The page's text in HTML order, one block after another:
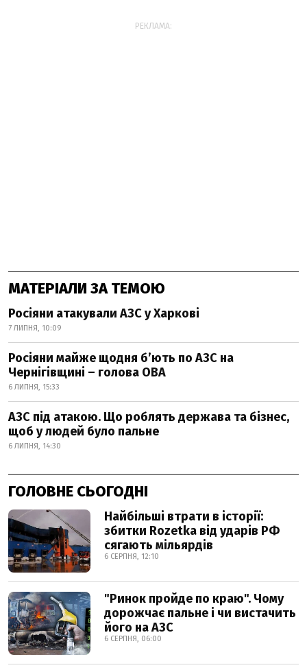
РЕКЛАМА:
МАТЕРІАЛИ ЗА ТЕМОЮ
Росіяни атакували АЗС у Харкові
7 ЛИПНЯ, 10:09
Росіяни майже щодня б’ють по АЗС на
Чернігівщині – голова ОВА
6 ЛИПНЯ, 15:33
АЗС під атакою. Що роблять держава та бізнес,
щоб у людей було пальне
6 ЛИПНЯ, 14:30
ГОЛОВНЕ СЬОГОДНІ
Найбільші втрати в історії:
збитки Rozetka від ударів РФ
сягають мільярдів
6 СЕРПНЯ, 12:10
"Ринок пройде по краю". Чому
дорожчає пальне і чи вистачить
його на АЗС
6 СЕРПНЯ, 06:00